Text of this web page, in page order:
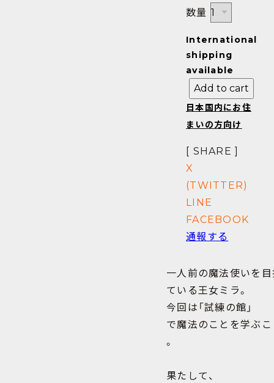
数量
International
shipping
available
Add to cart
日本国内にお住
まいの方向け
[ SHARE ]
X
(TWITTER)
LINE
FACEBOOK
通報する
一人前の魔法使いを
ている王女ミラ。
今回は「試練の館」
で魔法のことを学ぶ
。
果たして、